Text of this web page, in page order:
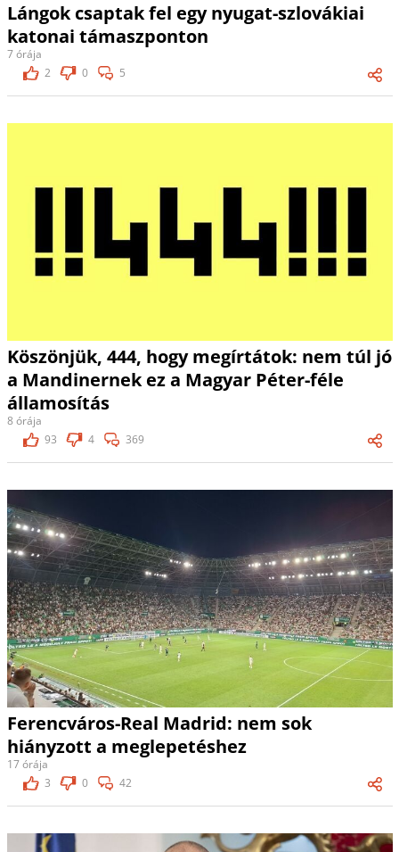
Lángok csaptak fel egy nyugat-szlovákiai
katonai támaszponton
7 órája
2
0 5
Köszönjük, 444, hogy megírtátok: nem túl jó
a Mandinernek ez a Magyar Péter-féle
államosítás
8 órája
93
4 369
Ferencváros-Real Madrid: nem sok
hiányzott a meglepetéshez
17 órája
3
0 42